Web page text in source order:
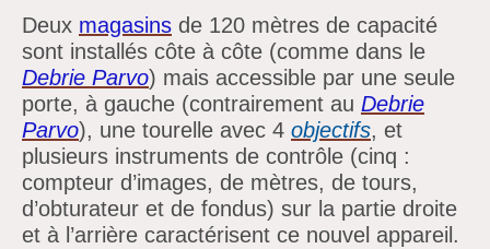
Deux magasins de 120 mètres de capacité
sont installés côte à côte (comme dans le
Debrie Parvo) mais accessible par une seule
porte, à gauche (contrairement au Debrie
Parvo), une tourelle avec 4 objectifs, et
plusieurs instruments de contrôle (cinq :
compteur d’images, de mètres, de tours,
d’obturateur et de fondus) sur la partie droite
et à l’arrière caractérisent ce nouvel appareil.